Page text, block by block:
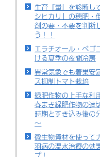
生育『量』を診断し
シヒカリ」の穂肥・
剤の要・不要を判断
う！！
エラチオール・ベゴ
ける夏季の夜間冷房
異常気象でも着果安
ス抑制トマト栽培
緑肥作物の上手な利
春まき緑肥作物の適
時期とすき込み後の
～
微生物資材を使って
羽病の温水治療の効